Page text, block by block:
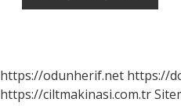
https://odunherif.net https://
https://ciltmakinasi.com.tr